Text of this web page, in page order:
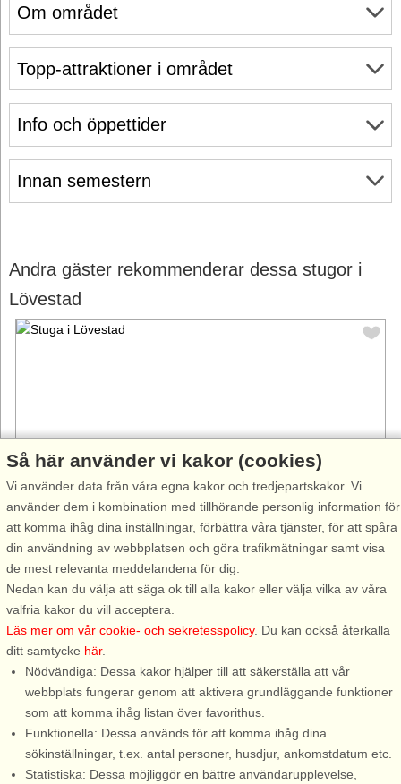
Om området
Info och öppettider
Innan semestern
Topp-attraktioner i området
Andra gäster rekommenderar dessa stugor i
Lövestad
Stugnr: 57442
Lövestad
4 personer, 65 m²
20 km till sjö/hav:.
Välkommen till en trevlig lägenhet på en vacker gård i mitten
av Skåne! Här kan du njuta av en avkopplande semester med
tillgång till en pool och natursköna omgivningar perfekta för
promenader. Boendet ...
från 6.623 SEK
Så här använder vi kakor (cookies)
Vi använder data från våra egna kakor och tredjepartskakor. Vi
använder dem i kombination med tillhörande personlig information för
att komma ihåg dina inställningar, förbättra våra tjänster, för att spåra
din användning av webbplatsen och göra trafikmätningar samt visa
de mest relevanta meddelandena för dig.
Nedan kan du välja att säga ok till alla kakor eller välja vilka av våra
valfria kakor du vill acceptera.
Läs mer om vår cookie- och sekretesspolicy. Du kan också återkalla
ditt samtycke här.
Nödvändiga: Dessa kakor hjälper till att säkerställa att vår
webbplats fungerar genom att aktivera grundläggande funktioner
som att komma ihåg listan över favorithus.
Funktionella: Dessa används för att komma ihåg dina
sökinställningar, t.ex. antal personer, husdjur, ankomstdatum etc.
Statistiska: Dessa möjliggör en bättre användarupplevelse,